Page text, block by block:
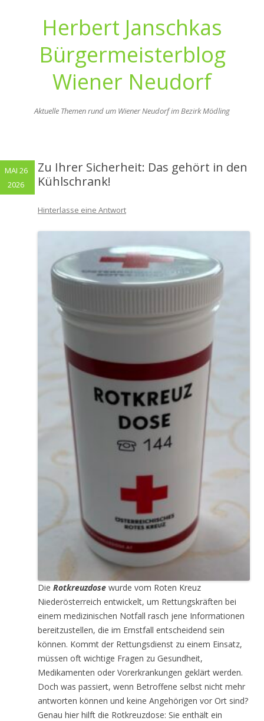
Herbert Janschkas
Bürgermeisterblog
Wiener Neudorf
Aktuelle Themen rund um Wiener Neudorf im Bezirk Mödling
Zu Ihrer Sicherheit: Das gehört in den
Kühlschrank!
Hinterlasse eine Antwort
Die Rotkreuzdose wurde vom Roten Kreuz
Niederösterreich entwickelt, um Rettungskräften bei
einem medizinischen Notfall rasch jene Informationen
bereitzustellen, die im Ernstfall entscheidend sein
können. Kommt der Rettungsdienst zu einem Einsatz,
müssen oft wichtige Fragen zu Gesundheit,
Medikamenten oder Vorerkrankungen geklärt werden.
Doch was passiert, wenn Betroffene selbst nicht mehr
antworten können und keine Angehörigen vor Ort sind?
Genau hier hilft die Rotkreuzdose: Sie enthält ein
MAI 26
2026